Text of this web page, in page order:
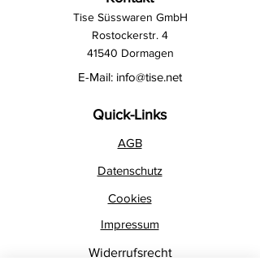
Tise Süsswaren GmbH
Rostockerstr. 4
41540 Dormagen
E-Mail: info@tise.net
Quick-Links
AGB
Datenschutz
Cookies
Impressum
Widerrufsrecht